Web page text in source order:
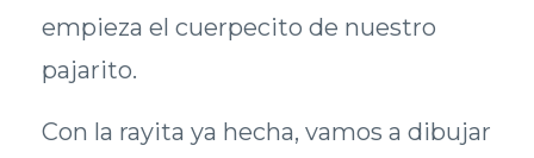
empieza el cuerpecito de nuestro
pajarito.
Con la rayita ya hecha, vamos a dibujar